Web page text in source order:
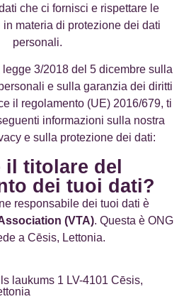
che ci fornisci e rispettare le
materia di protezione dei dati
personali.
legge 3/2018 del 5 dicembre sulla
e sulla garanzia dei diritti
il regolamento (UE) 2016/679, ti
informazioni sulla nostra
e sulla protezione dei dati:
il titolare del
dei tuoi dati?
responsabile dei tuoi dati è
(VTA). Questa è ONG
a Cēsis, Lettonia.
laukums 1 LV-4101 Cēsis,